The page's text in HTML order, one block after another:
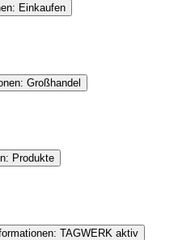
Einkaufen
Großhandel
Produkte
TAGWERK aktiv